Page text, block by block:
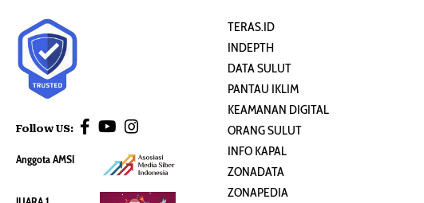
Follow US:
Anggota AMSI
TERAS.ID
INDEPTH
DATA SULUT
PANTAU IKLIM
KEAMANAN DIGITAL
ORANG SULUT
INFO KAPAL
ZONADATA
ZONAPEDIA